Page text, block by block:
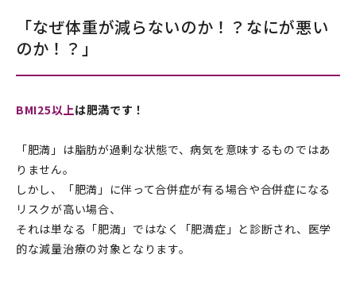
「なぜ体重が減らないのか！？なにが悪い
のか！？」
BMI25以上は肥満です！
「肥満」は脂肪が過剰な状態で、病気を意味するものではあ
りません。
しかし、「肥満」に伴って合併症が有る場合や合併症になる
リスクが高い場合、
それは単なる「肥満」ではなく「肥満症」と診断され、医学
的な減量治療の対象となります。